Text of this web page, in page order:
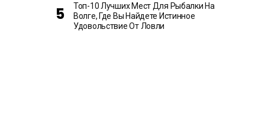
Топ-10 Лучших Мест Для Рыбалки На
Волге, Где Вы Найдете Истинное
Удовольствие От Ловли